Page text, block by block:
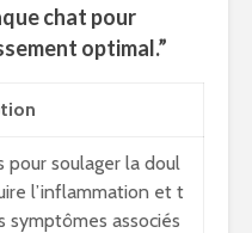
chat pour
optimal.”
pour soulager la doul
l’inflammation et t
symptômes associés